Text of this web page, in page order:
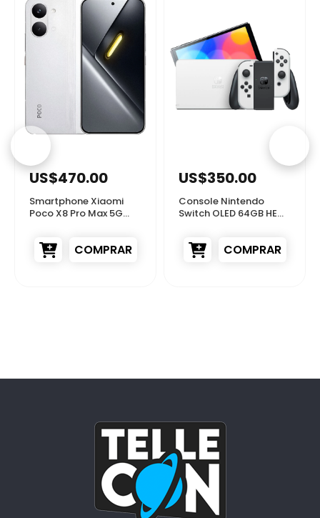
US$470.00
Smartphone Xiaomi
Poco X8 Pro Max 5G
COMPRAR
US$350.00
Console Nintendo
Switch OLED 64GB HEG-
COMPRAR